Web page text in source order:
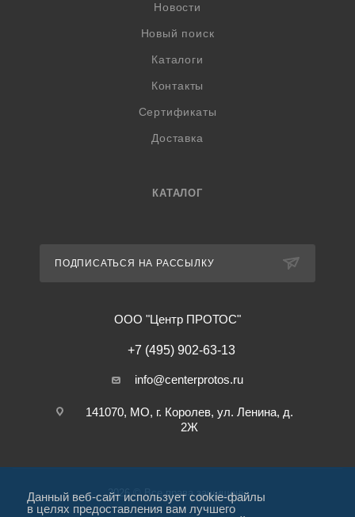
Новости
Новый поиск
Каталоги
Контакты
Сертификаты
Доставка
КАТАЛОГ
ПОДПИСАТЬСЯ НА РАССЫЛКУ
ООО "Центр ПРОТОС"
+7 (495) 902-63-13
info@centerprotos.ru
141070, МО, г. Королев, ул. Ленина, д.
2Ж
2026 © Все права защищены
Данный веб-сайт использует cookie-файлы
в целях предоставления вам лучшего